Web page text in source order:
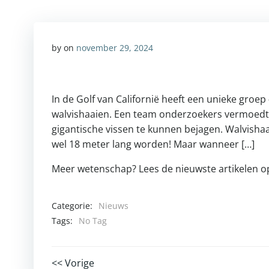
by on november 29, 2024
In de Golf van Californië heeft een unieke
walvishaaien. Een team onderzoekers
gigantische vissen te kunnen bejagen.
wel 18 meter lang worden! Maar wanneer […]
Meer wetenschap? Lees de nieuwste artikelen
Categorie:
Nieuws
Tags:
No Tag
<< Vorige